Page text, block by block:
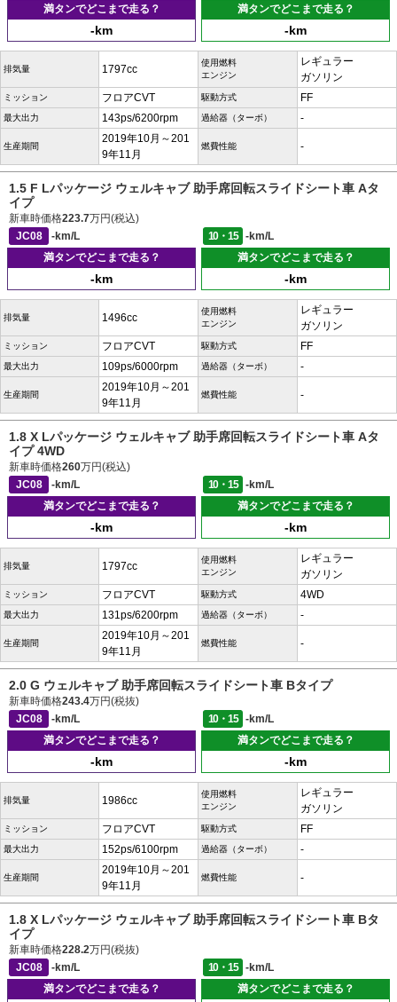
満タンでどこまで走る？
-km
満タンでどこまで走る？
-km
排気量 1797cc
使用燃料
エンジン
レギュラー
ガソリン
ミッション フロアCVT 駆動方式 FF
最大出力 143ps/6200rpm 過給器（ターボ） -
生産期間
2019年10月～201
9年11月
燃費性能 -
1.5 F Lパッケージ ウェルキャブ 助手席回転スライドシート車 Aタ
イプ
新車時価格223.7万円(税込)
JC08
-km/L 10・15
-km/L
満タンでどこまで走る？
-km
満タンでどこまで走る？
-km
排気量 1496cc
使用燃料
エンジン
レギュラー
ガソリン
ミッション フロアCVT 駆動方式 FF
最大出力 109ps/6000rpm 過給器（ターボ） -
生産期間
2019年10月～201
9年11月
燃費性能 -
1.8 X Lパッケージ ウェルキャブ 助手席回転スライドシート車 Aタ
イプ 4WD
新車時価格260万円(税込)
JC08
-km/L 10・15
-km/L
満タンでどこまで走る？
-km
満タンでどこまで走る？
-km
排気量 1797cc
使用燃料
エンジン
レギュラー
ガソリン
ミッション フロアCVT 駆動方式 4WD
最大出力 131ps/6200rpm 過給器（ターボ） -
生産期間
2019年10月～201
9年11月
燃費性能 -
2.0 G ウェルキャブ 助手席回転スライドシート車 Bタイプ
新車時価格243.4万円(税抜)
JC08
-km/L 10・15
-km/L
満タンでどこまで走る？
-km
満タンでどこまで走る？
-km
排気量 1986cc
使用燃料
エンジン
レギュラー
ガソリン
ミッション フロアCVT 駆動方式 FF
最大出力 152ps/6100rpm 過給器（ターボ） -
生産期間
2019年10月～201
9年11月
燃費性能 -
1.8 X Lパッケージ ウェルキャブ 助手席回転スライドシート車 Bタ
イプ
新車時価格228.2万円(税抜)
JC08
-km/L 10・15
-km/L
満タンでどこまで走る？
満タンでどこまで走る？